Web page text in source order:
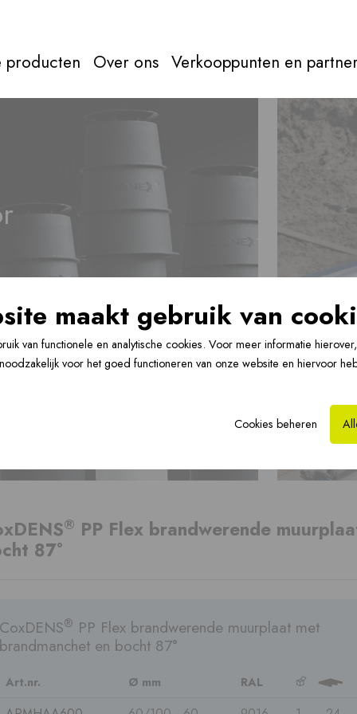
producten
rookgasafvoer Direct door naar
CLV-renovatie › Vloerverwarming ›
Over ons Verkooppunten en
nieuwbouw en
schachten in
® PP Flex brandwerende
87°
CoxDENS® PP Flex brandwerende muurplaat met
brandmanchet en bocht 87°
Art.nr. Ø mm RAL b 3
maakt gebruik van
van functionele en analytische cookies. Voor meer informatie
voor het goed functioneren van onze website en hiervoor
Cookies beheren